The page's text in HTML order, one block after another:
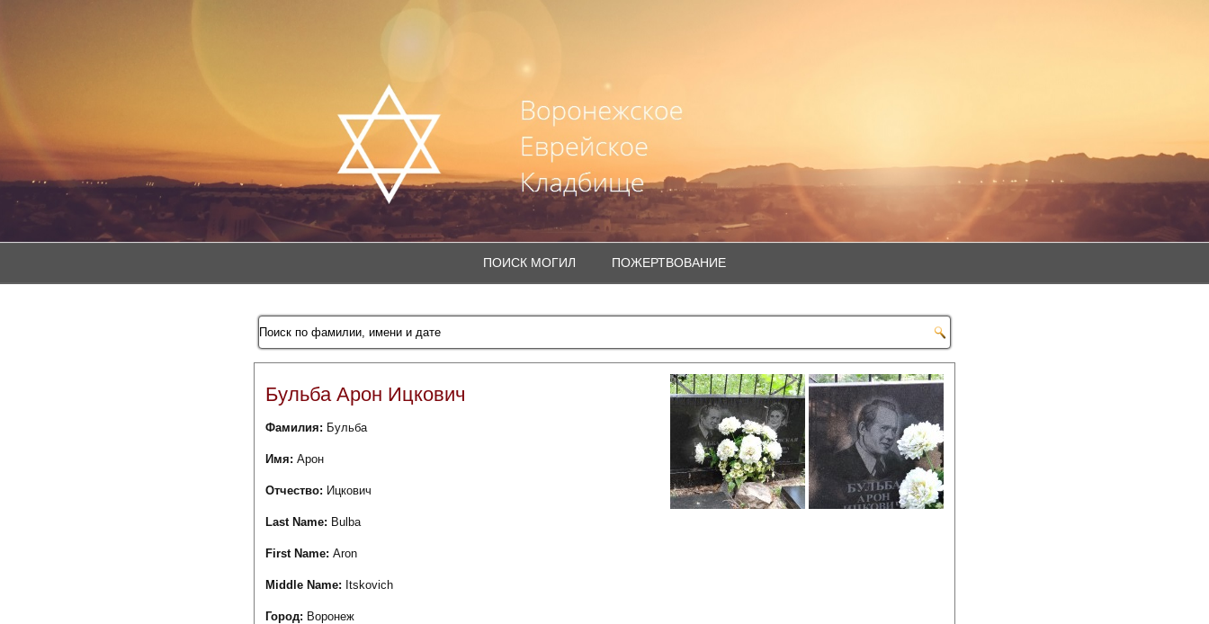
ПОИСК МОГИЛ ПОЖЕРТВОВАНИЕ
Бульба Арон Ицкович
Фамилия: Бульба
Имя: Арон
Отчество: Ицкович
Last Name: Bulba
First Name: Aron
Middle Name: Itskovich
Город: Воронеж